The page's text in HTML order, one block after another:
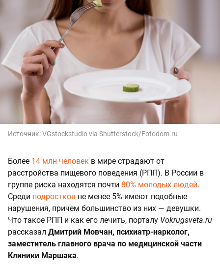
Источник:VGstockstudio via Shutterstock/Fotodom.ru
Более 14 млн человек в мире страдают от
расстройства пищевого поведения (РПП). В России в
группе риска находятся почти 80% молодых людей.
Среди подростков не менее 5% имеют подобные
нарушения, причем большинство из них — девушки.
Что такое РПП и как его лечить, порталу Vokrugsveta.ru
рассказал Дмитрий Мовчан, психиатр-нарколог,
заместитель главного врача по медицинской части
Клиники Маршака.